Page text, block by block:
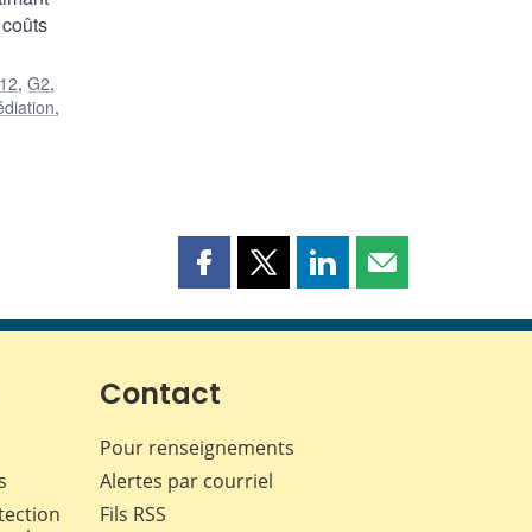
,G2,
,
Partager
page
Facebook
Partager
page
Partager
page
Partager
page
Contact
Pour renseignements
Alertes par courriel
Fils RSS